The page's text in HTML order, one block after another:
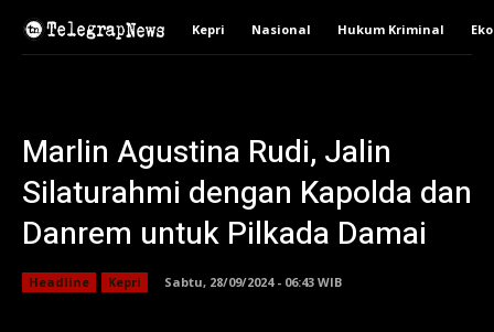
Kepri Nasional Hukum Kriminal
Marlin Agustina Rudi, Jalin
Silaturahmi dengan Kapolda dan
Danrem untuk Pilkada Damai
Headline Kepri Sabtu, 28/09/2024 - 06:43 WIB